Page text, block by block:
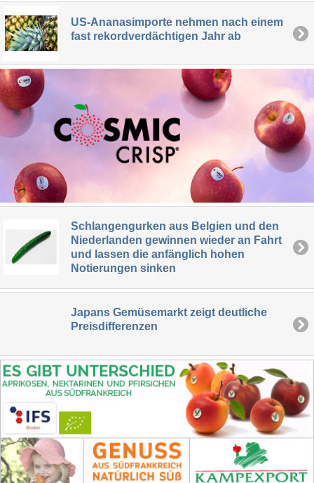
US-Ananasimporte nehmen nach einem
fast rekordverdächtigen Jahr ab
Schlangengurken aus Belgien und den
Niederlanden gewinnen wieder an Fahrt
und lassen die anfänglich hohen
Notierungen sinken
Japans Gemüsemarkt zeigt deutliche
Preisdifferenzen